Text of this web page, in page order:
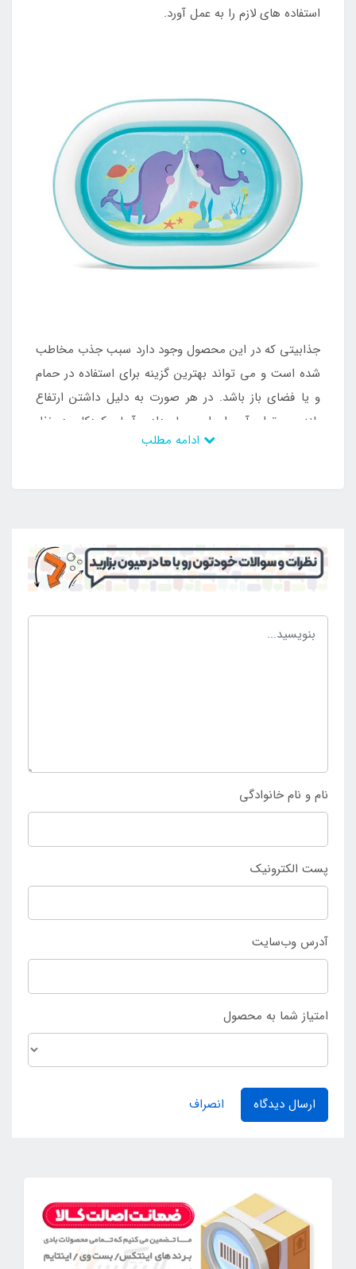
استفاده های لازم را به عمل آورد.
جذابیتی که در این محصول وجود دارد سبب جذب مخاطب
شده است و می تواند بهترین گزینه برای استفاده در حمام
و یا فضای باز باشد. در هر صورت به دلیل داشتن ارتفاع
بلند می توان آن را برای حمام دادن آسان کودکان در نظر
داشت و از آن در طی سال های زیاد در محیط های مختلف
گرفته شود. وان بادی وزن کمی نیز دارد و به راحتی جا به
جا می شود و تنها از باد پر شده است. در زمان نیاز به جمع
آوری و حمل و نقل نیز تنها می توان با خالی کردن باد
داخل بدنه آن را جمع آوری کرد و به صورت تاشو در آورد تا
به راحتی حمل و جا به جا شود و در نهایت در مکانی
نام و نام خانوادگی
پست الکترونیک
آدرس وب‌سایت
امتیاز شما به محصول
ارسال دیدگاه انصراف